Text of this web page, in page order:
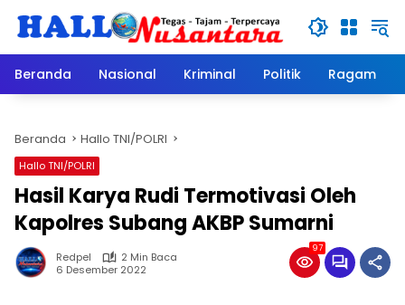
Beranda
Nasional Kriminal Politik Ragam
Beranda Hallo TNI/POLRI
Hallo TNI/POLRI
Hasil Karya Rudi Termotivasi Oleh
Kapolres Subang AKBP Sumarni
Redpel
2 Min Baca
6 Desember 2022
97